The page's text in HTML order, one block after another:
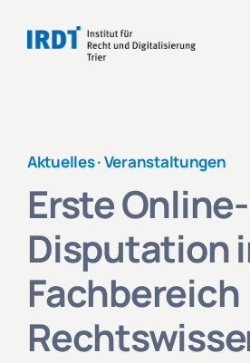
Inhalt
Projekte
Aktuelles
Aktuelles ·Veranstaltungen
Erste Online-
Disputation
Fachbereich